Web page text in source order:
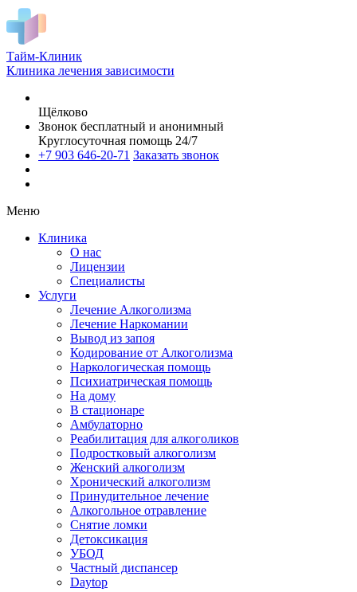
Тайм-Клиник
Клиника лечения зависимости
Щёлково
Звонок бесплатный и анонимный
Круглосуточная помощь 24/7
+7 903 646-20-71 Заказать звонок
Меню
Клиника
О нас
Лицензии
Специалисты
Услуги
Лечение Алкоголизма
Лечение Наркомании
Вывод из запоя
Кодирование от Алкоголизма
Наркологическая помощь
Психиатрическая помощь
На дому
В стационаре
Амбулаторно
Реабилитация для алкоголиков
Подростковый алкоголизм
Женский алкоголизм
Хронический алкоголизм
Принудительное лечение
Алкогольное отравление
Снятие ломки
Детоксикация
УБОД
Частный диспансер
Daytop